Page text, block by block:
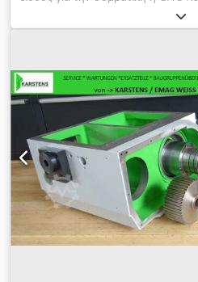
feed amounts, feeds, spark-out
readouts for grinding spindle B-
and Z-axis from HEIDENHAIN
approx. 250 L similar to Weiss/
grinding machines/ Studer/
Tschudin/ Tacchella/
κυλινδρική τροχιακή μηχανή σας,
κεφαλή κομματιού, κεφαλή
γυάλινους χάρακες, φλάντζες
έλεγχο ECKELMANN,
ρουλεμάν, K11/K21 συστήματα
καινούρια και μεταχειρισμένα,
ανταλλαγή. Εξυπηρετούμε
1955, ASA-ASE-K10-K11-K12-
K24-K25-K26-K27-K28- K29-
K57-W11-W21- GP-κυλινδρικές
μηχανές βασισμένες σε Karstens.
GP κυλινδρικές τροχιακές
Schaudt/ Tschudin/ Tacchella/